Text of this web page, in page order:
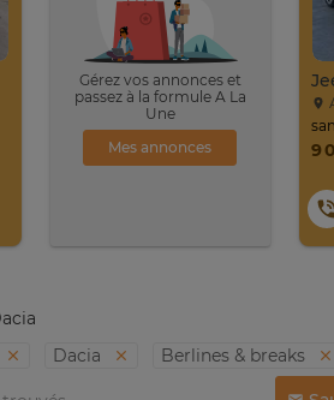
Gérez vos annonces et
passez à la formule A La
Une
Mes annonces
9
Dacia Berlines & breaks